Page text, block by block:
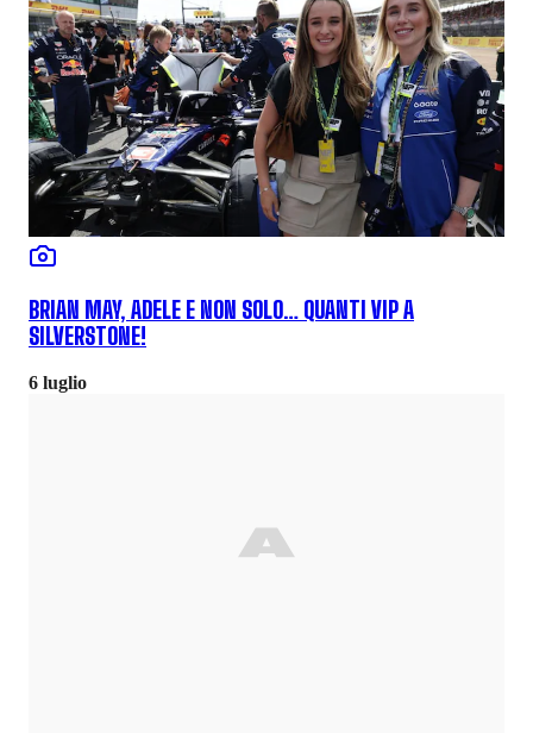
BRIAN MAY, ADELE E NON SOLO… QUANTI VIP A
SILVERSTONE!
6 luglio